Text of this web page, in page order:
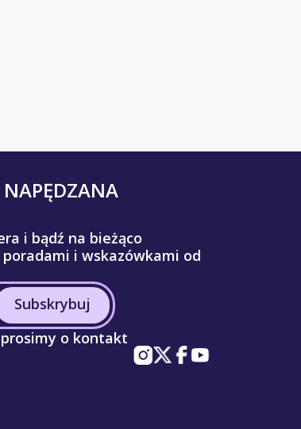
i bądź na bieżąco
i wskazówkami od
Subskrybuj
o kontakt